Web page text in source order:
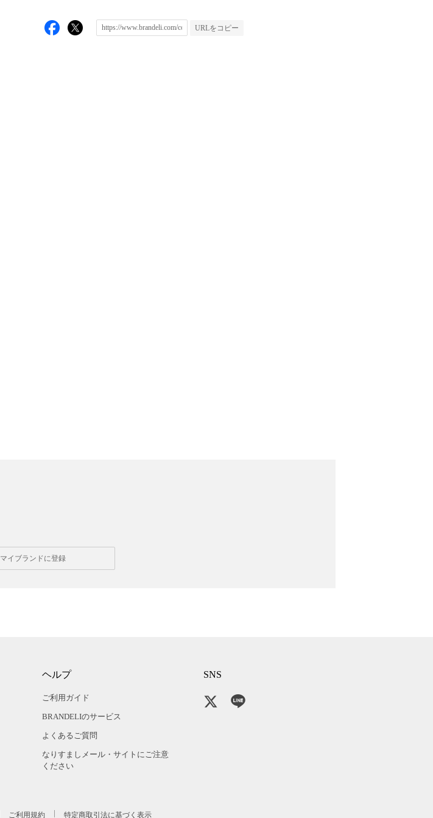
URLをコピー
マイブランドに登録
ヘルプ
ご利用ガイド
BRANDELIのサービス
よくあるご質問
なりすましメール・サイトにご注意
ください
SNS
ご利用規約 特定商取引法に基づく表示